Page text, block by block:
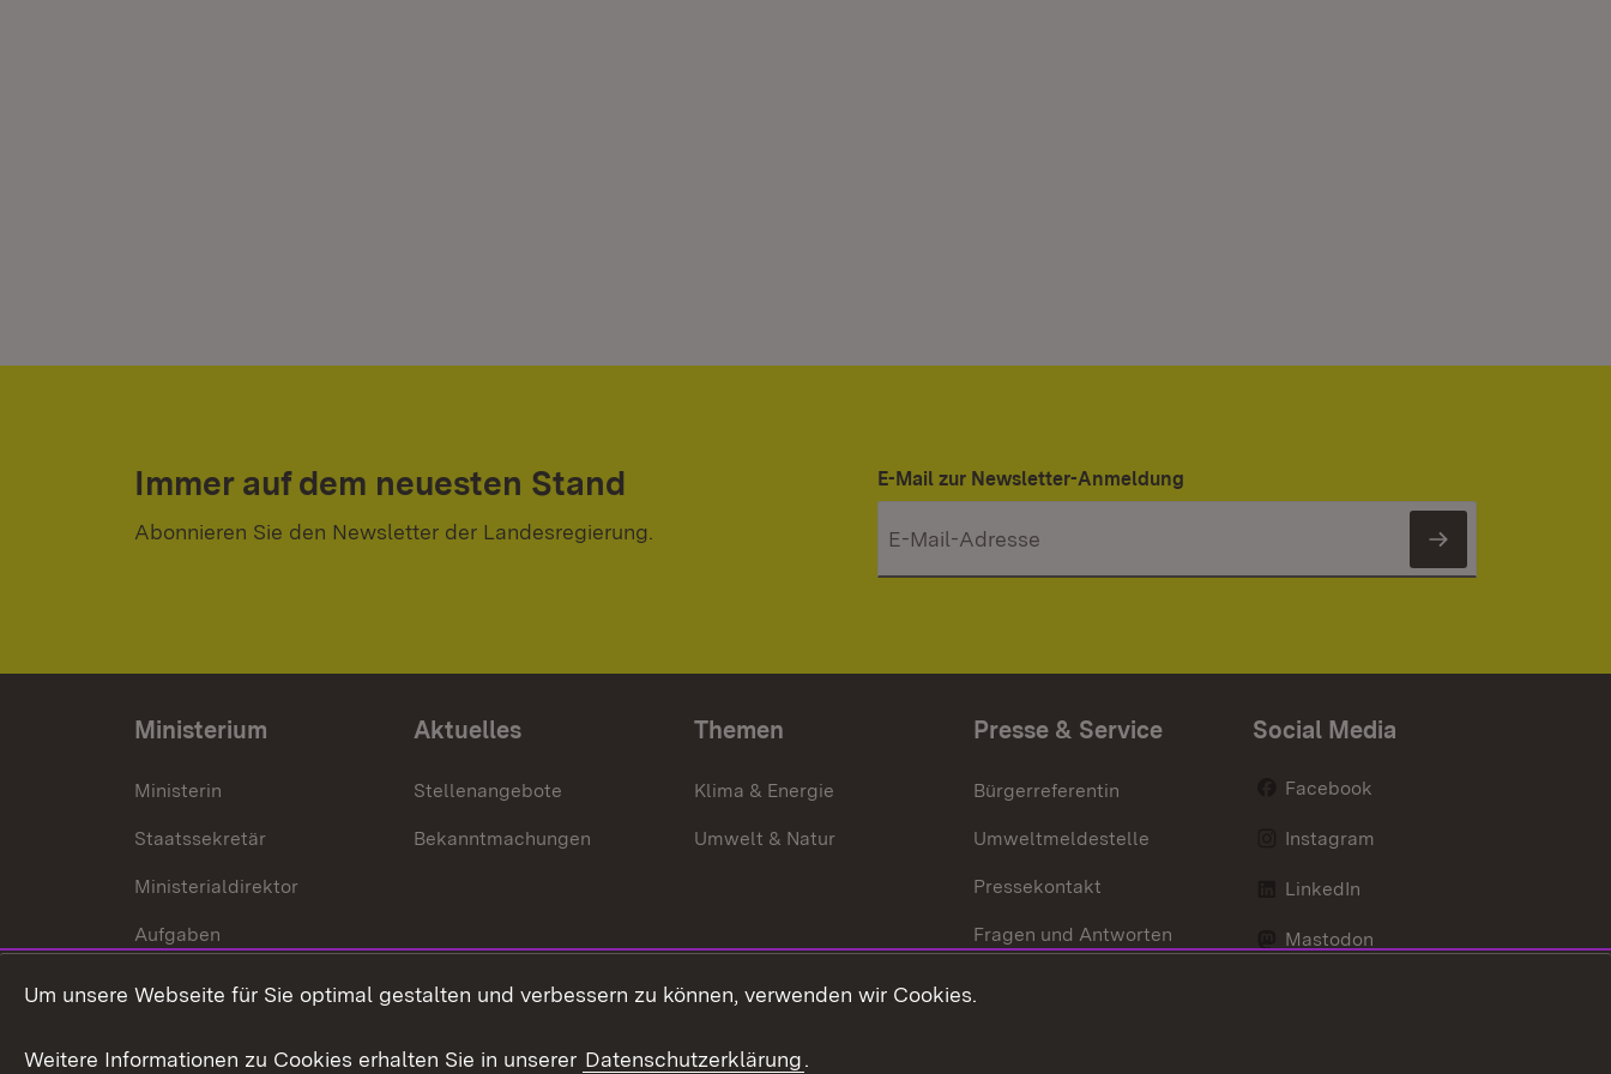
Immer auf dem neuesten Stand
Abonnieren Sie den Newsletter der Landesregierung.
E-Mail zur Newsletter-Anmeldung
Newsletter
Ministerium
Ministerin
Staatssekretär
Ministerialdirektor
Aufgaben
Internationale
Aktuelles
Stellenangebote
Bekanntmachungen
Themen
Klima & Energie
Umwelt & Natur
Presse & Service
Bürgerreferentin
Umweltmeldestelle
Pressekontakt
Fragen und Antworten
Social Media
Facebook
Instagram
LinkedIn
Mastodon
Um unsere Webseite für Sie optimal gestalten und verbessern zu können, verwenden wir Cookies.
Weitere Informationen zu Cookies erhalten Sie in unserer Datenschutzerklärung.